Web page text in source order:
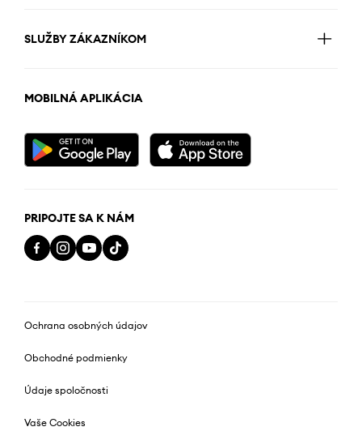
SLUŽBY ZÁKAZNÍKOM
MOBILNÁ APLIKÁCIA
PRIPOJTE SA K NÁM
Ochrana osobných údajov
Obchodné podmienky
Údaje spoločnosti
Vaše Cookies